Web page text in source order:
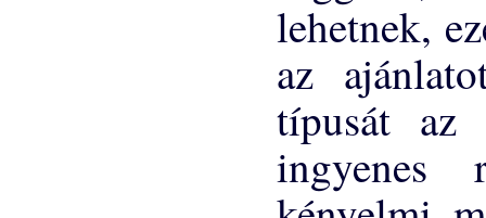
lehetnek,
az
típusát az
ingyenes